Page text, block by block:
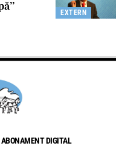
EXTERN
ABONAMENT DIGITAL